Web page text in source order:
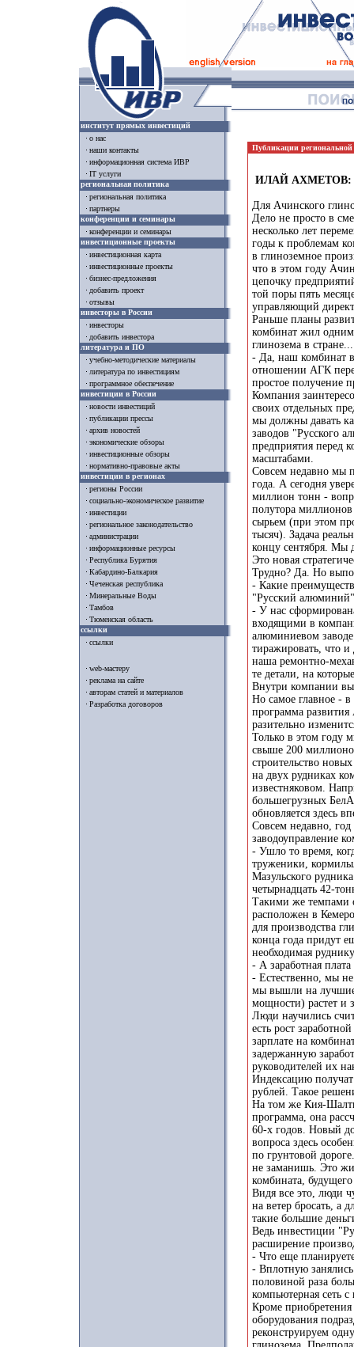
институт прямых инвестиций
о нас
наши контакты
информационная система ИВР
IT услуги
региональная политика
региональная политика
партнеры
конференции и семинары
конференции и семинары
инвестиционные проекты
инвестиционная карта
инвестиционные проекты
бизнес-предложения
добавить проект
отзывы
инвесторы в России
инвесторы
добавить инвестора
литература и ПО
учебно-методические материалы
литература по инвестициям
программное обеспечение
инвестиции в России
новости инвестиций
публикации прессы
архив новостей
экономические обзоры
инвестиционные обзоры
нормативно-правовые акты
инвестиции в регионах
регионы России
социально-экономическое развитие
инвестиции
региональное законодательство
администрации
информационные ресурсы
Республика Бурятия
Кабардино-Балкария
Чеченская республика
Минеральные Воды
Тамбов
Тюменская область
ссылки
ссылки
web-мастеру
реклама на сайте
авторам статей и материалов
Разработка договоров
Публикации региональной
ИЛАЙ АХМЕТОВ:
Для Ачинского
Дело не просто в
несколько лет
годы к проблемам
в глиноземное
что в этом году
цепочку
той поры пять
управляющий
Раньше планы
комбинат жил одним
глинозема в стране...
- Да, наш комбинат
отношении АГК
простое получение
Компания
своих отдельных
мы должны давать
заводов "Русского
предприятия перед
масштабами.
Совсем недавно мы
года. А сегодня
миллион тонн -
полутора
сырьем (при этом
тысяч). Задача
концу сентября. Мы
Это новая
Трудно? Да. Но
- Какие
"Русский
- У нас
входящими в
алюминиевом
тиражировать, что
наша ремонтно-
те детали, на
Внутри компании
Но самое главное -
программа
разительно
Только в этом году
свыше 200
строительство
на двух рудниках
известняковом.
большегрузных
обновляется здесь
Совсем недавно,
заводоуправление
- Ушло то время,
труженики,
Мазульского
четырнадцать 42-
Такими же темпами
расположен в
для производства
конца года придут
необходимая
- А заработная плата
- Естественно, мы
мы вышли на лучшие
мощности) растет и
Люди научились
есть рост
зарплате на
задержанную
руководителей их
Индексацию
рублей. Такое
На том же Кия-
программа, она
60-х годов. Новый
вопроса здесь
по грунтовой
не заманишь. Это
комбината,
Видя все это, люди
на ветер бросать, а
такие большие
Ведь инвестиции
расширение
- Что еще
- Вплотную занялись
половиной раза
компьютерная сеть
Кроме приобретения
оборудования
реконструируем